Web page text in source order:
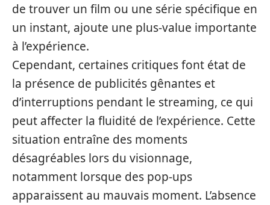
de trouver un film ou une série spécifique en
un instant, ajoute une plus-value importante
à l’expérience.
Cependant, certaines critiques font état de
la présence de publicités gênantes et
d’interruptions pendant le streaming, ce qui
peut affecter la fluidité de l’expérience. Cette
situation entraîne des moments
désagréables lors du visionnage,
notamment lorsque des pop-ups
apparaissent au mauvais moment. L’absence